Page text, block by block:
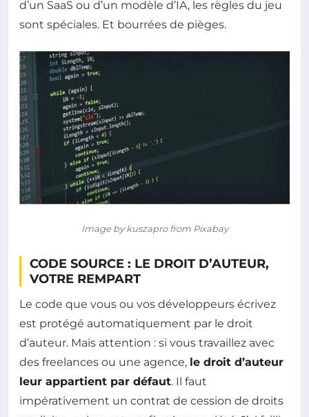
d’un SaaS ou d’un modèle d’IA, les règles du jeu
sont spéciales. Et bourrées de pièges.
Image by kuszapro from Pixabay
CODE SOURCE : LE DROIT D’AUTEUR,
VOTRE REMPART
Le code que vous ou vos développeurs écrivez
est protégé automatiquement par le droit
d’auteur. Mais attention : si vous travaillez avec
des freelances ou une agence, le droit d’auteur
leur appartient par défaut. Il faut
impérativement un contrat de cession de droits